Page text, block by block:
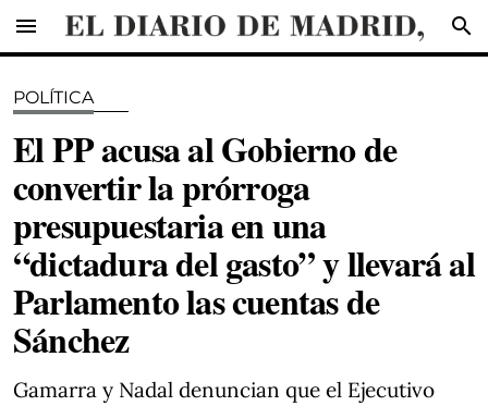
menu search
POLÍTICA
El PP acusa al Gobierno de
convertir la prórroga
presupuestaria en una
“dictadura del gasto” y llevará al
Parlamento las cuentas de
Sánchez
Gamarra y Nadal denuncian que el Ejecutivo